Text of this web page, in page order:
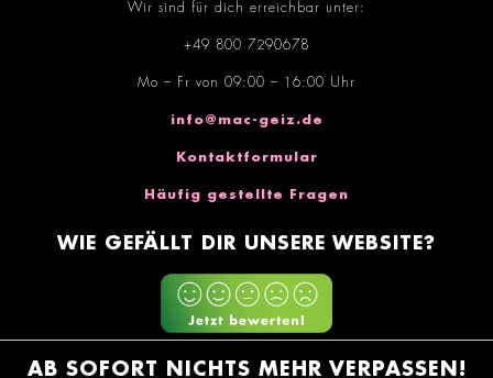
Wir sind für dich erreichbar unter:
+49 800 7290678
Mo – Fr von 09:00 – 16:00 Uhr
info@mac-geiz.de
Kontaktformular
Häufig gestellte Fragen
WIE GEFÄLLT DIR UNSERE WEBSITE?
AB SOFORT NICHTS MEHR VERPASSEN!